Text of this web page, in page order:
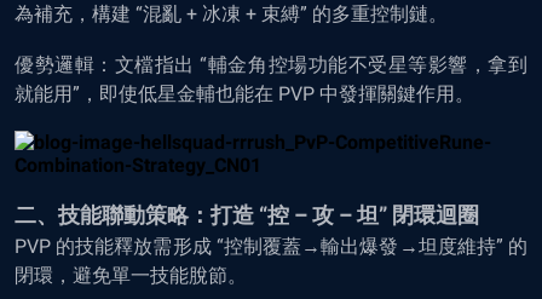
為補充，構建 “混亂 + 冰凍 + 束縛” 的多重控制鏈。
優勢邏輯：文檔指出 “輔金角控場功能不受星等影響，拿到
就能用”，即使低星金輔也能在 PVP 中發揮關鍵作用。
二、技能聯動策略：打造 “控 – 攻 – 坦” 閉環迴圈
PVP 的技能釋放需形成 “控制覆蓋→輸出爆發→坦度維持” 的
閉環，避免單一技能脫節。